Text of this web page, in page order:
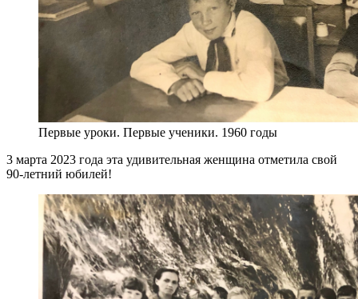
Первые уроки. Первые ученики. 1960 годы
3 марта 2023 года эта удивительная женщина отметила свой
90-летний юбилей!